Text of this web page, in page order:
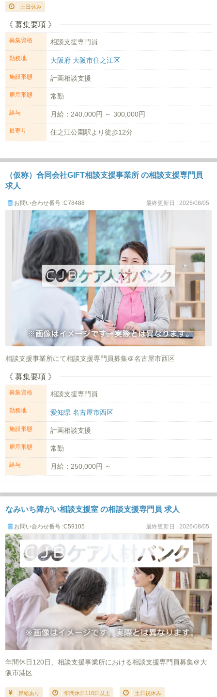
土日休み
《 募集要項 》
募集資格 相談支援専門員
勤務地 大阪府 大阪市住之江区
施設形態 計画相談支援
雇用形態 常勤
給与 月給：240,000円 ～ 300,000円
最寄り 住之江公園駅より徒歩12分
（仮称）合同会社GIFT相談支援事業所 の相談支援専門員
求人
お問い合わせ番号 :C78488 最終更新日 : 2026/08/05
相談支援事業所にて相談支援専門員募集＠名古屋市西区
《 募集要項 》
募集資格 相談支援専門員
勤務地 愛知県 名古屋市西区
施設形態 計画相談支援
雇用形態 常勤
給与 月給：250,000円 ～
なみいち障がい相談支援室 の相談支援専門員 求人
お問い合わせ番号 :C59105 最終更新日 : 2026/08/05
年間休日120日、相談支援事業所における相談支援専門員募集＠大
阪市港区
昇給あり 年間休日110日以上 土日祝休み